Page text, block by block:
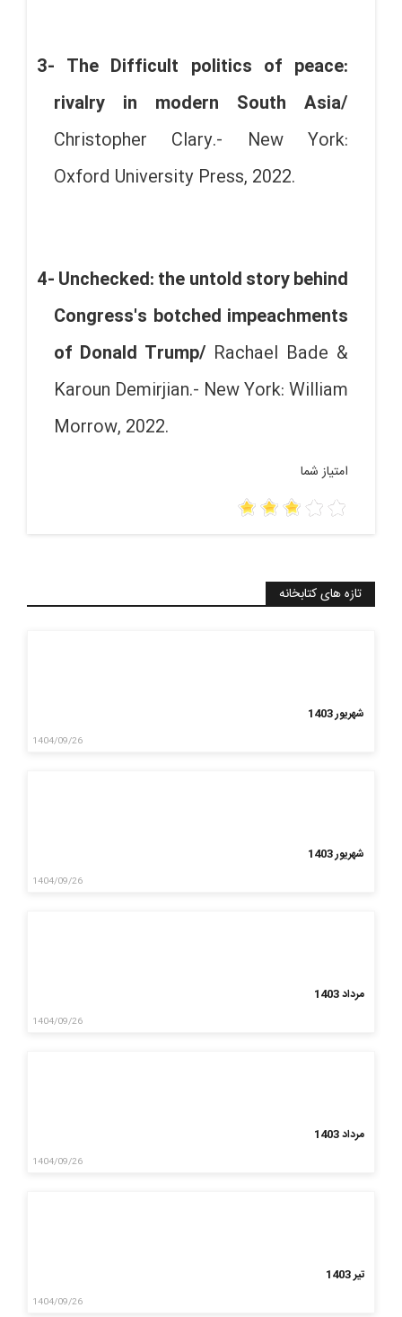
3- The Difficult politics of peace:
rivalry in modern South Asia/
Christopher Clary.- New York:
Oxford University Press, 2022.
4- Unchecked: the untold story behind
Congress's botched impeachments
of Donald Trump/ Rachael Bade &
Karoun Demirjian.- New York: William
Morrow, 2022.
امتیاز شما
تازه های کتابخانه
شهریور 1403
1404/09/26
شهریور 1403
1404/09/26
مرداد 1403
1404/09/26
مرداد 1403
1404/09/26
تیر 1403
1404/09/26